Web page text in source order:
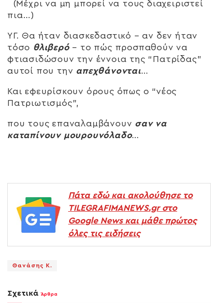
(Μέχρι να μη μπορεί να τους διαχειριστεί
πια…)
ΥΓ. Θα ήταν διασκεδαστικό – αν δεν ήταν
τόσο θλιβερό– το πώς προσπαθούν να
φτιασιδώσουν την έννοια της “Πατρίδας”
αυτοί που την απεχθάνονται…
Και εφευρίσκουν όρους όπως ο “νέος
Πατριωτισμός”,
που τους επαναλαμβάνουν σαν να
καταπίνουν μουρουνόλαδο…
Πάτα εδώ και ακολούθησε το
TILEGRAFIMANEWS.gr στο
Google News και μάθε πρώτος
όλες τις ειδήσεις
Θανάσης Κ.
Σχετικά Άρθρα